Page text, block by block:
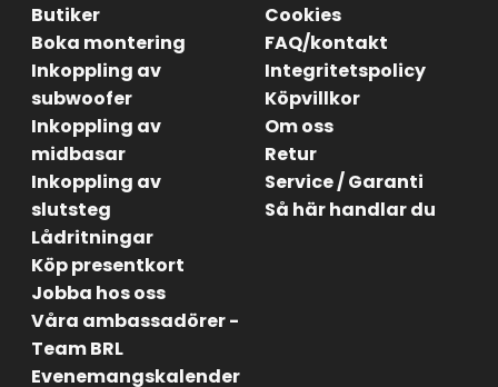
Butiker
Boka montering
Inkoppling av
subwoofer
Inkoppling av
midbasar
Inkoppling av
slutsteg
Lådritningar
Köp presentkort
Jobba hos oss
Våra ambassadörer -
Team BRL
Evenemangskalender
Cookies
FAQ/kontakt
Integritetspolicy
Köpvillkor
Om oss
Retur
Service / Garanti
Så här handlar du